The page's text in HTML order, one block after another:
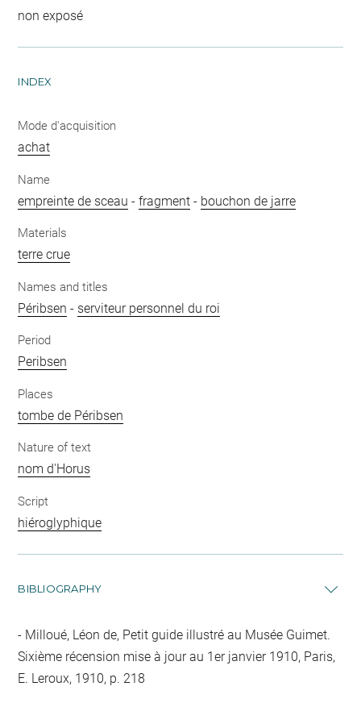
non exposé
INDEX
Mode d'acquisition
achat
Name
empreinte de sceau -fragment - bouchon de jarre
Materials
terre crue
Names and titles
Péribsen - serviteur personnel du roi
Period
Peribsen
Places
tombe de Péribsen
Nature of text
nom d'Horus
Script
hiéroglyphique
BIBLIOGRAPHY
Milloué, Léon de, Petit guide illustré au Musée Guimet.
Sixième récension mise à jour au 1er janvier 1910, Paris,
E. Leroux, 1910, p. 218